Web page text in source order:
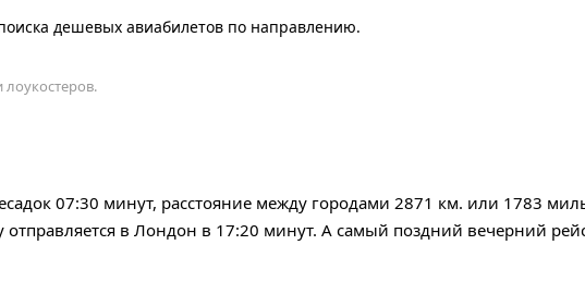
дешевых авиабилетов по направлению.
07:30 минут, расстояние между городами 2871 км. или 1783
в Лондон в 17:20 минут. А самый поздний вечерний